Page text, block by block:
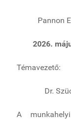
Pannon
2026.
Témavezető:
Dr.
A